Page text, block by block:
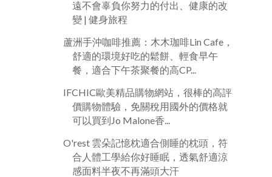
遠不會辜負你努力的付出、健康的改
變 | 健身旅程
蘆洲手沖咖啡推薦：木木珈啡Lin Cafe，
舒適的環境好吃的鬆餅、輕食早午
餐，適合下午茶聚餐的高CP...
IFCHIC歐美精品購物網站，很棒的高評
價購物體驗，免關稅用國外的價格就
可以買到Jo Malone香...
O'rest 雲朵記憶枕適合側睡的枕頭，符
合人體工學給你好睡眠，透氣舒適涼
感面料半夜不再滿頭大汗